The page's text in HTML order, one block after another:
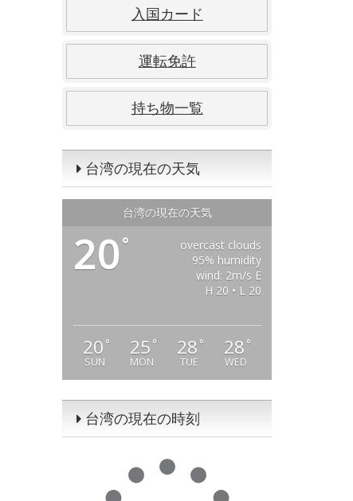
入国カード
運転免許
持ち物一覧
台湾の現在の天気
台湾の現在の天気
20°
overcast clouds
95% humidity
wind: 2m/s E
H 20 • L 20
20 °
SUN
25 °
MON
28 °
TUE
28 °
WED
台湾の現在の時刻